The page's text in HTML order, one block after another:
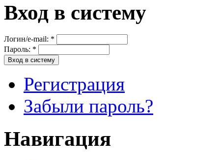
Вход в систему
Логин/e-mail: *
Пароль: *
Регистрация
Забыли пароль?
Навигация